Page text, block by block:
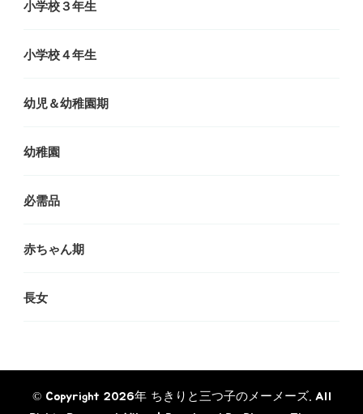
小学校３年生
小学校４年生
幼児＆幼稚園期
幼稚園
必需品
赤ちゃん期
長女
© Copyright 2026年 ちきりと三つ子のメーメーズ. All